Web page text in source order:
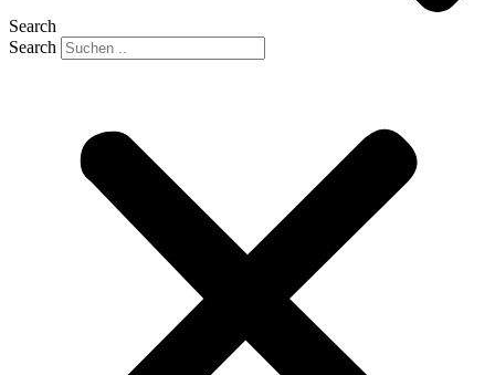
Search
Search